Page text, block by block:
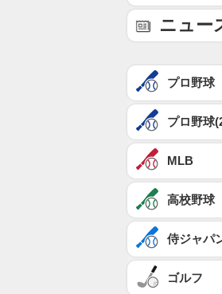
ニュー
プロ野球
プロ野球
MLB
高校野球
侍ジャパ
ゴルフ